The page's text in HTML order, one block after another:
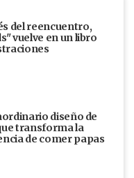
del reencuentro,
vuelve en un libro
diseño de
transforma la
de comer papas